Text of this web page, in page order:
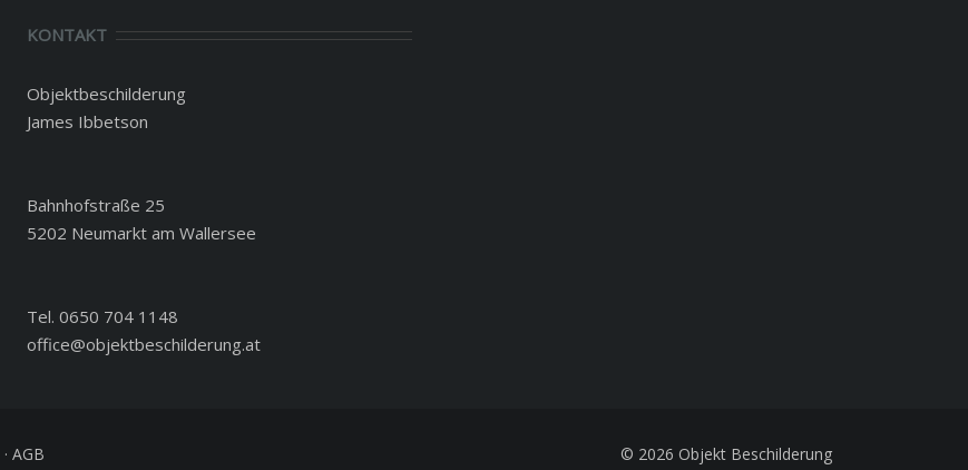
KONTAKT
Objektbeschilderung
James Ibbetson
Bahnhofstraße 25
5202 Neumarkt am Wallersee
Tel. 0650 704 1148
office@objektbeschilderung.at
· AGB © 2026 Objekt Beschilderung